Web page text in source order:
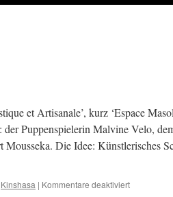
et Artisanale’, kurz ‘Espace
Puppenspielerin Malvine Velo,
Die Idee: Künstlerisches
Kinshasa | Kommentare deaktiviertfür